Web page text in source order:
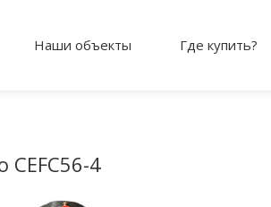
Наши объекты Где купить?
CEFC56-4